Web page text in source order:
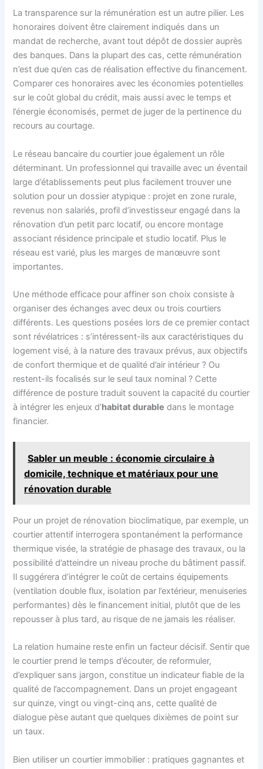
La transparence sur la rémunération est un autre pilier. Les
honoraires doivent être clairement indiqués dans un
mandat de recherche, avant tout dépôt de dossier auprès
des banques. Dans la plupart des cas, cette rémunération
n’est due qu’en cas de réalisation effective du financement.
Comparer ces honoraires avec les économies potentielles
sur le coût global du crédit, mais aussi avec le temps et
l’énergie économisés, permet de juger de la pertinence du
recours au courtage.
Le réseau bancaire du courtier joue également un rôle
déterminant. Un professionnel qui travaille avec un éventail
large d’établissements peut plus facilement trouver une
solution pour un dossier atypique : projet en zone rurale,
revenus non salariés, profil d’investisseur engagé dans la
rénovation d’un petit parc locatif, ou encore montage
associant résidence principale et studio locatif. Plus le
réseau est varié, plus les marges de manœuvre sont
importantes.
Une méthode efficace pour affiner son choix consiste à
organiser des échanges avec deux ou trois courtiers
différents. Les questions posées lors de ce premier contact
sont révélatrices : s’intéressent-ils aux caractéristiques du
logement visé, à la nature des travaux prévus, aux objectifs
de confort thermique et de qualité d’air intérieur ? Ou
restent-ils focalisés sur le seul taux nominal ? Cette
différence de posture traduit souvent la capacité du courtier
à intégrer les enjeux d’habitat durable dans le montage
financier.
Sabler un meuble : économie circulaire à
domicile, technique et matériaux pour une
rénovation durable
Pour un projet de rénovation bioclimatique, par exemple, un
courtier attentif interrogera spontanément la performance
thermique visée, la stratégie de phasage des travaux, ou la
possibilité d’atteindre un niveau proche du bâtiment passif.
Il suggérera d’intégrer le coût de certains équipements
(ventilation double flux, isolation par l’extérieur, menuiseries
performantes) dès le financement initial, plutôt que de les
repousser à plus tard, au risque de ne jamais les réaliser.
La relation humaine reste enfin un facteur décisif. Sentir que
le courtier prend le temps d’écouter, de reformuler,
d’expliquer sans jargon, constitue un indicateur fiable de la
qualité de l’accompagnement. Dans un projet engageant
sur quinze, vingt ou vingt-cinq ans, cette qualité de
dialogue pèse autant que quelques dixièmes de point sur
un taux.
Bien utiliser un courtier immobilier : pratiques gagnantes et